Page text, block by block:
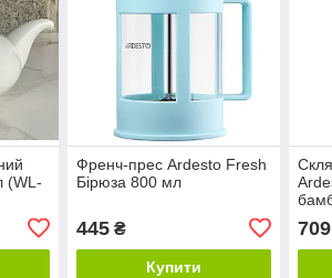
(WL-
Френч-прес Ardesto Fresh
Бірюза 800 мл
445₴
Купити
709